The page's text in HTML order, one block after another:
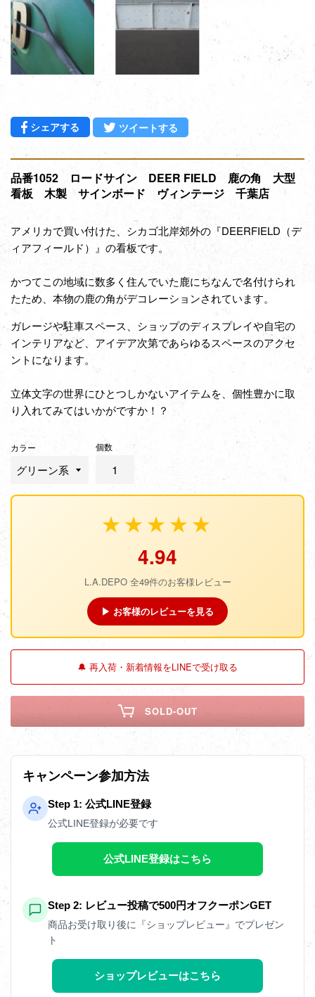
シェアする Facebookでシェアする
ツイートする
品番1052 ロードサイン DEER FIELD 鹿の角 大型
看板 木製 サインボード ヴィンテージ 千葉店
アメリカで買い付けた、シカゴ北岸郊外の『DEERFIELD（デ
ィアフィールド）』の看板です。
かつてこの地域に数多く住んでいた鹿にちなんで名付けられ
たため、本物の鹿の角がデコレーションされています。
ガレージや駐車スペース、ショップのディスプレイや自宅の
インテリアなど、アイデア次第であらゆるスペースのアクセ
ントになります。
立体文字の世界にひとつしかないアイテムを、個性豊かに取
り入れてみてはいかがですか！？
カラー 個数
★★★★★
4.94
L.A.DEPO 全49件のお客様レビュー
▶ お客様のレビューを見る
🔔 再入荷・新着情報をLINEで受け取る
SOLD-OUT
キャンペーン参加方法
Step 1: 公式LINE登録
公式LINE登録が必要です
公式LINE登録はこちら
Step 2: レビュー投稿で500円オフクーポンGET
商品お受け取り後に『ショップレビュー』でプレゼン
ト
ショップレビューはこちら